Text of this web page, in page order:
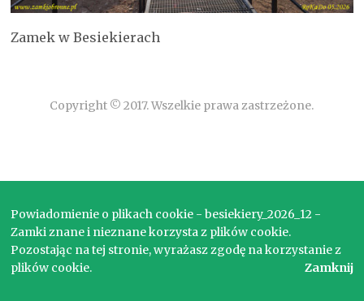
Zamek w Besiekierach
Copyright © 2017. Wszelkie prawa zastrzeżone.
Powiadomienie o plikach cookie - besiekiery_2026_12 -
Zamki znane i nieznane korzysta z plików cookie.
Pozostając na tej stronie, wyrażasz zgodę na korzystanie z
plików cookie.
Zamknij